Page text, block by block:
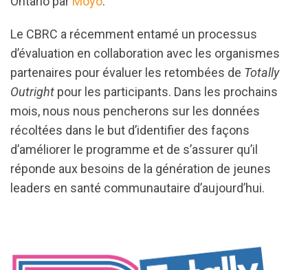
Le CBRC a récemment entamé un processus
d’évaluation en collaboration avec les organismes
partenaires pour évaluer les retombées de Totally
Outright pour les participants. Dans les prochains
mois, nous nous pencherons sur les données
récoltées dans le but d’identifier des façons
d’améliorer le programme et de s’assurer qu’il
réponde aux besoins de la génération de jeunes
leaders en santé communautaire d’aujourd’hui.